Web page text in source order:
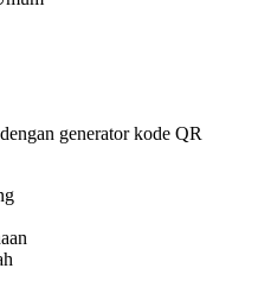
generator kode QR